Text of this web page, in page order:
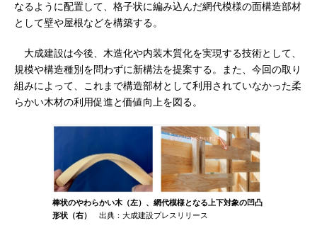
なるように配置して、格子状に編み込んだ網代模様の面構造部材
として壁や屋根などを構築する。
大成建設は今後、木造化や内装木質化を実現する技術として、
規模や構造種別を問わずに新構法を提案する。また、今回の取り
組みによって、これまで構造部材として利用されていなかった柔
らかい木材の利用促進と価値向上を図る。
棒状のやわらかい木（左）、網代模様となる上下対象の凹凸
形状（右）
出典：大成建設プレスリリース